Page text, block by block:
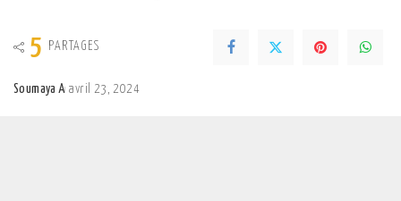
5 PARTAGES
Posted
Soumaya A avril 23, 2024